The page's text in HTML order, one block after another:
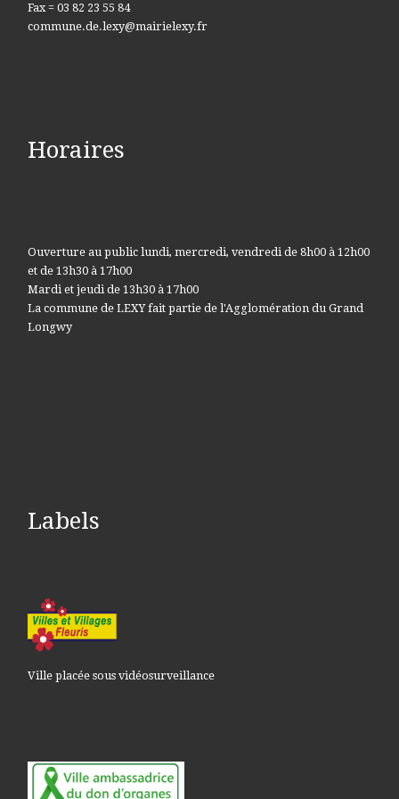
Fax = 03 82 23 55 84
commune.de.lexy@mairielexy.fr
Horaires
Ouverture au public lundi, mercredi, vendredi de 8h00 à 12h00
et de 13h30 à 17h00
Mardi et jeudi de 13h30 à 17h00
La commune de LEXY fait partie de l'Agglomération du Grand
Longwy
Labels
Ville placée sous vidéosurveillance